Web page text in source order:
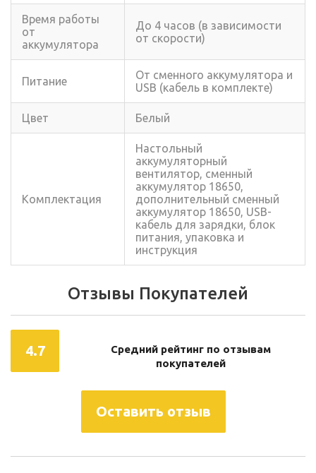
Время работы
от
аккумулятора
До 4 часов (в зависимости
от скорости)
Питание
От сменного аккумулятора и
USB (кабель в комплекте)
Цвет Белый
Комплектация
Настольный
аккумуляторный
вентилятор, сменный
аккумулятор 18650,
дополнительный сменный
аккумулятор 18650, USB-
кабель для зарядки, блок
питания, упаковка и
инструкция
Отзывы Покупателей
4.7
Средний рейтинг по отзывам
покупателей
Оставить отзыв